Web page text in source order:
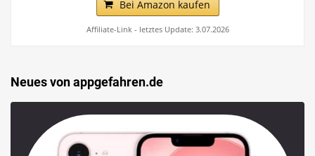
Bei Amazon kaufen
Affiliate-Link - letztes Update: 3.07.2026
Neues von appgefahren.de